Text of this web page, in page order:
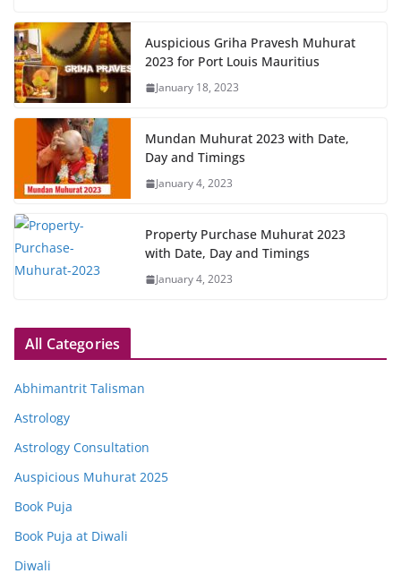
Auspicious Griha Pravesh Muhurat
2023 for Port Louis Mauritius
January 18, 2023
Mundan Muhurat 2023 with Date,
Day and Timings
January 4, 2023
Property Purchase Muhurat 2023
with Date, Day and Timings
January 4, 2023
All Categories
Abhimantrit Talisman
Astrology
Astrology Consultation
Auspicious Muhurat 2025
Book Puja
Book Puja at Diwali
Diwali